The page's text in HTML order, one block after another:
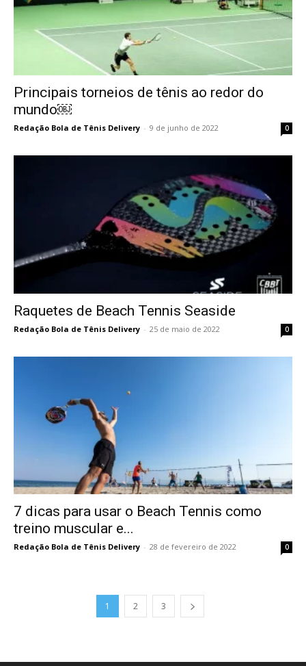
Principais torneios de tênis ao redor do
mundo￼
Redação Bola de Tênis Delivery - 9 de junho de 2022 0
Raquetes de Beach Tennis Seaside
Redação Bola de Tênis Delivery - 25 de maio de 2022 0
7 dicas para usar o Beach Tennis como
treino muscular e...
Redação Bola de Tênis Delivery - 28 de fevereiro de 2022 0
1 2 3